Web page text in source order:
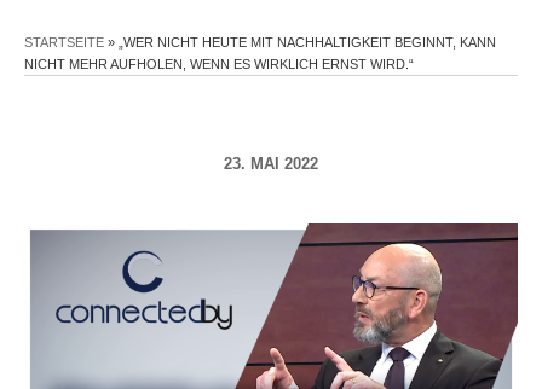
STARTSEITE » „WER NICHT HEUTE MIT NACHHALTIGKEIT BEGINNT, KANN
NICHT MEHR AUFHOLEN, WENN ES WIRKLICH ERNST WIRD.“
23. MAI 2022